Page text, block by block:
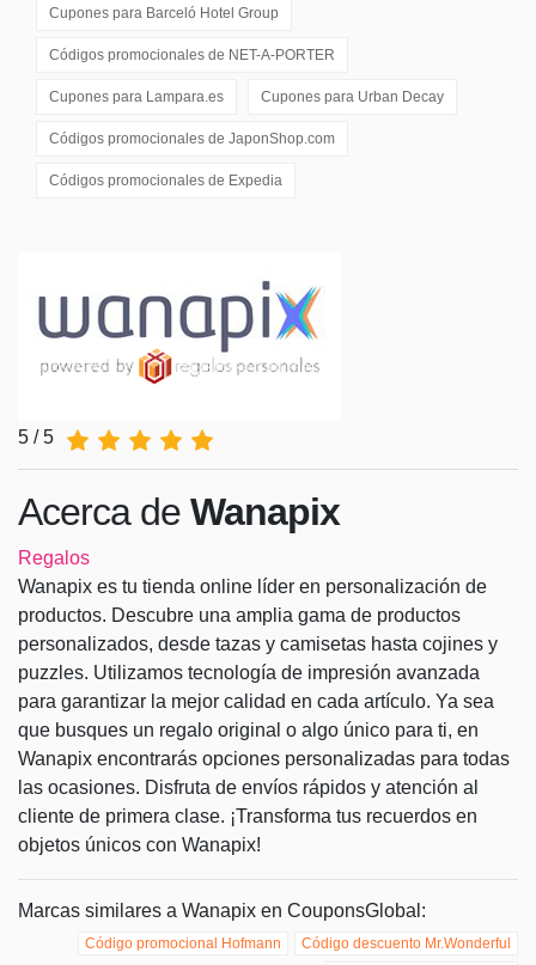
Cupones para Barceló Hotel Group
Códigos promocionales de NET-A-PORTER
Cupones para Lampara.es Cupones para Urban Decay
Códigos promocionales de JaponShop.com
Códigos promocionales de Expedia
5 / 5
Acerca de Wanapix
Regalos
Wanapix es tu tienda online líder en personalización de
productos. Descubre una amplia gama de productos
personalizados, desde tazas y camisetas hasta cojines y
puzzles. Utilizamos tecnología de impresión avanzada
para garantizar la mejor calidad en cada artículo. Ya sea
que busques un regalo original o algo único para ti, en
Wanapix encontrarás opciones personalizadas para todas
las ocasiones. Disfruta de envíos rápidos y atención al
cliente de primera clase. ¡Transforma tus recuerdos en
objetos únicos con Wanapix!
Marcas similares a Wanapix en CouponsGlobal:
Código descuento Mr.Wonderful
Código promocional Hofmann